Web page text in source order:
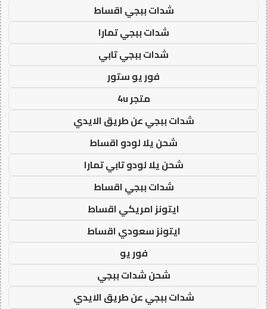
شدات ببجي اقساط
شدات ببجي تمارا
شدات ببجي تابي
فور يو ستور
متجر 4u
شدات ببجي عن طريق الايدي
شحن يلا لودو اقساط
شحن يلا لودو تابي تمارا
شدات ببجي اقساط
ايتونز امريكي اقساط
ايتونز سعودي اقساط
فور يو
شحن شدات ببجي
شدات ببجي عن طريق الايدي